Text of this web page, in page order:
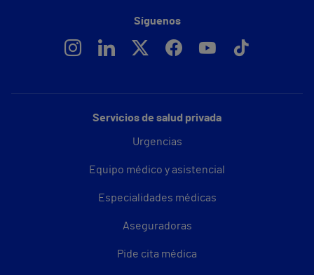
Servicios de salud privada
Urgencias
Equipo médico y asistencial
Especialidades médicas
Aseguradoras
Pide cita médica
Síguenos